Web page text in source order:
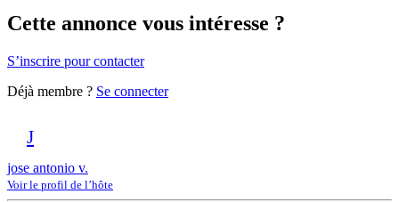
Cette annonce vous intéresse ?
S’inscrire pour contacter
Déjà membre ? Se connecter
J
jose antonio v.
Voir le profil de l’hôte